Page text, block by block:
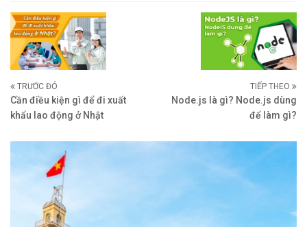
TRƯỚC ĐÓ
Cần điều kiện gì để đi xuất
khẩu lao động ở Nhật
TIẾP THEO
Node.js là gì? Node.js dùng
để làm gì?